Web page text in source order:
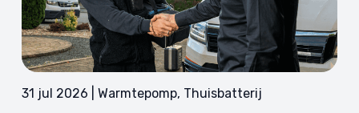
31 jul 2026 | Warmtepomp, Thuisbatterij